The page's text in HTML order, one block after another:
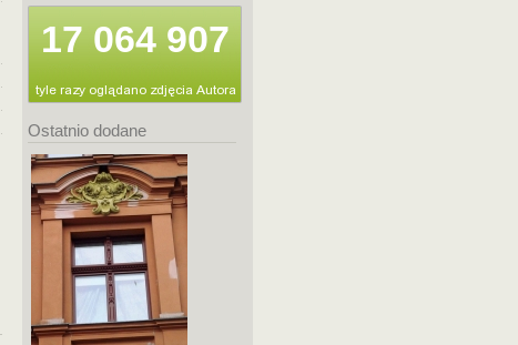
17 064 907
Ostatnio dodane